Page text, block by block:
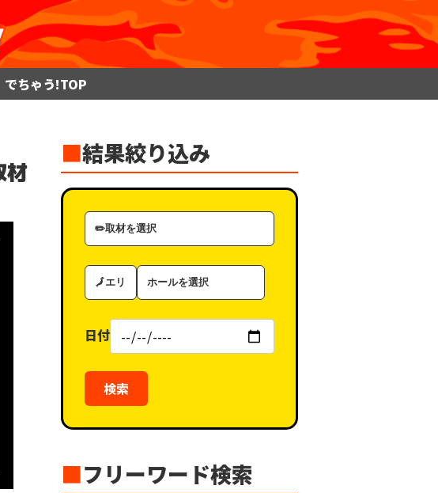
でちゃう!TOP
材
■結果絞り込み
取
材
ゴ
ー
エ
リ
ホ
ー
（タ
グ）
日付
検索
■フリーワード検索